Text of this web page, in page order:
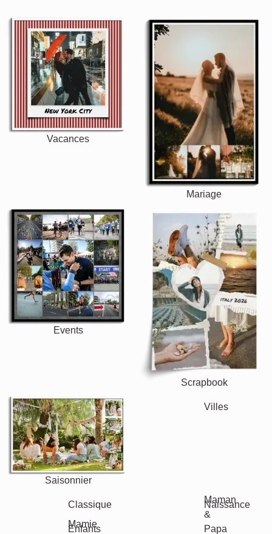
Vacances
Mariage
Events
Scrapbook
Saisonnier
Villes